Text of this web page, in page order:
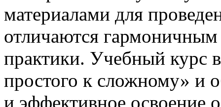
материалами для
отличаются
практики. Учебный курс
простого к сложному» и
и эффективное освоение